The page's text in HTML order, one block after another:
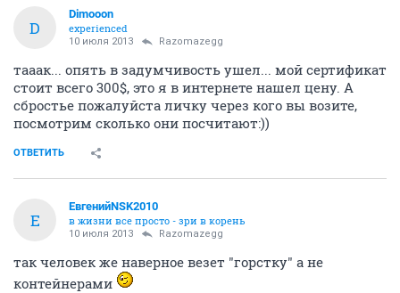
D
Dimooon
experienced
10 июля 2013 Razomazegg
тааак... опять в задумчивость ушел... мой сертификат
стоит всего 300$, это я в интернете нашел цену. А
сбростье пожалуйста личку через кого вы возите,
посмотрим сколько они посчитают:))
ОТВЕТИТЬ
Е
ЕвгенийNSK2010
в жизни все просто - зри в корень
10 июля 2013 Razomazegg
так человек же наверное везет "горстку" а не
контейнерами